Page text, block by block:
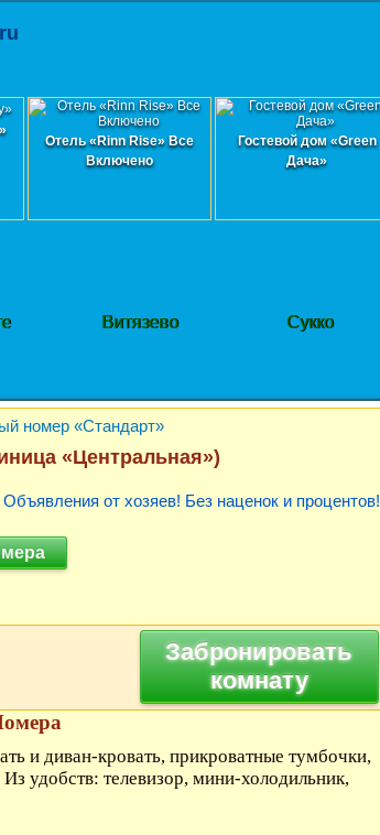
Отель «Rinn Rise» Все
Включено
Гостевой дом «Green
Дача»
Витязево Сукко
номер «Стандарт»
«Центральная»)
Объявления от хозяев! Без наценок и процентов!
Забронировать
комнату
и диван-кровать, прикроватные тумбочки,
удобств: телевизор, мини-холодильник,